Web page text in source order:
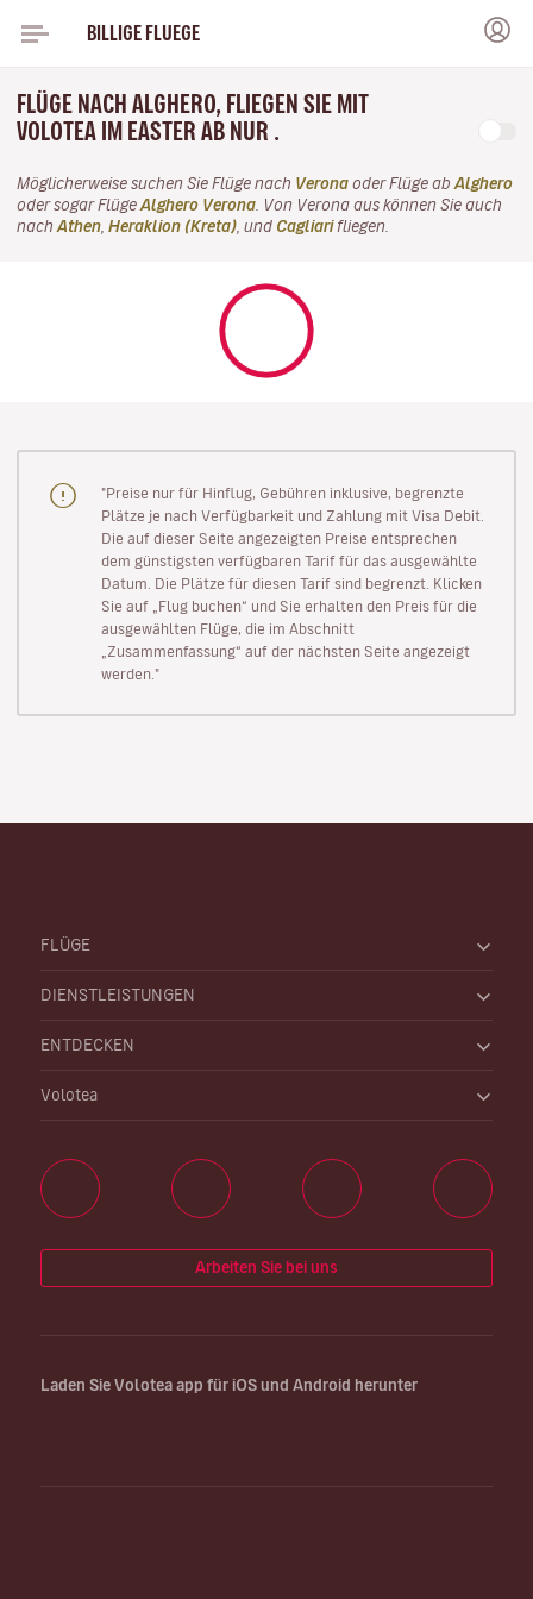
BILLIGE FLUEGE
FLÜGE NACH ALGHERO, FLIEGEN SIE MIT
VOLOTEA IM EASTER AB NUR .
Möglicherweise suchen Sie Flüge nach Verona oder Flüge ab Alghero
oder sogar Flüge Alghero Verona . Von Verona aus können Sie auch
nach Athen Heraklion (Kreta) , und Cagliarifliegen.
"Preise nur für Hinflug, Gebühren inklusive, begrenzte
Plätze je nach Verfügbarkeit und Zahlung mit Visa Debit.
Die auf dieser Seite angezeigten Preise entsprechen
dem günstigsten verfügbaren Tarif für das ausgewählte
Datum. Die Plätze für diesen Tarif sind begrenzt. Klicken
Sie auf „Flug buchen“ und Sie erhalten den Preis für die
ausgewählten Flüge, die im Abschnitt
„Zusammenfassung“ auf der nächsten Seite angezeigt
werden."
FLÜGE
DIENSTLEISTUNGEN
ENTDECKEN
Volotea
Arbeiten Sie bei uns
Laden Sie Volotea app für iOS und Android herunter